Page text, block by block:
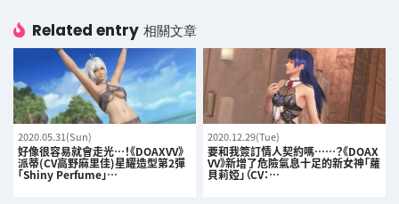
Related entry 相關文章
2020.05.31(Sun)
好像很容易就會走光…！《DOAXVV》
派蒂(CV高野麻里佳)星耀造型第2彈
「Shiny Perfume」…
2020.12.29(Tue)
要和我簽訂情人契約嗎……？《DOAX
VV》新增了危險氣息十足的新女神「蘿
貝莉婭」（CV：…